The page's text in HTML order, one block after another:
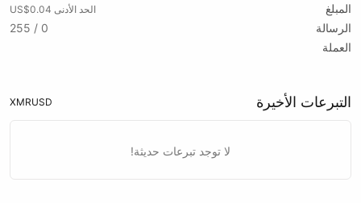
المبلغ الحد الأدنى US$0.04
الرسالة
0 / 255
العملة
التبرعات الأخيرة USD
XMR
لا توجد تبرعات حديثة!